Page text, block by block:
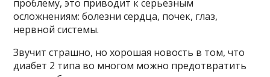
проблему, это приводит к серьезным
осложнениям: болезни сердца, почек, глаз,
нервной системы.
Звучит страшно, но хорошая новость в том, что
диабет 2 типа во многом можно предотвратить